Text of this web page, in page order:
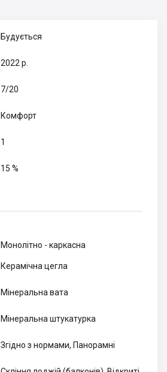
Будується
2022 р.
7/20
Комфорт
1
15 %
Монолітно - каркасна
Керамічна цегла
Мінеральна вата
Мінеральна штукатурка
Згідно з нормами, Панорамні